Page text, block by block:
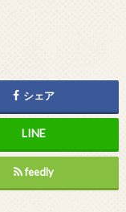
シェア
feedly